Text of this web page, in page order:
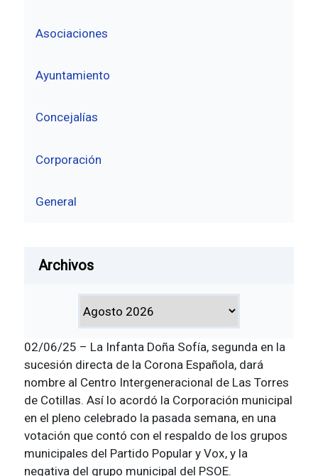
Asociaciones
Ayuntamiento
Concejalías
Corporación
General
Archivos
02/06/25 – La Infanta Doña Sofía, segunda en la
sucesión directa de la Corona Española, dará
nombre al Centro Intergeneracional de Las Torres
de Cotillas. Así lo acordó la Corporación municipal
en el pleno celebrado la pasada semana, en una
votación que contó con el respaldo de los grupos
municipales del Partido Popular y Vox, y la
negativa del grupo municipal del PSOE.